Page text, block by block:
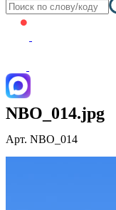
NBO_014.jpg
Арт. NBO_014